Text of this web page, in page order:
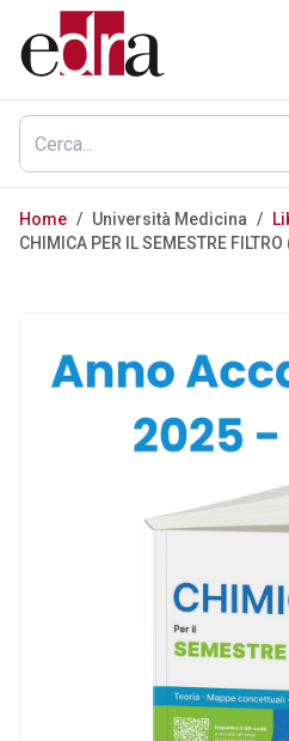
Home / Università Medicina /
CHIMICA PER IL SEMESTRE